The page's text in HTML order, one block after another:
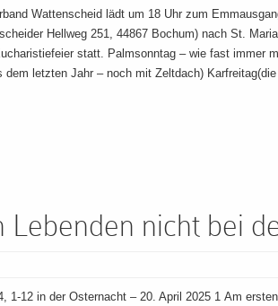
Wattenscheid lädt um 18 Uhr zum
Hellweg 251, 44867 Bochum) nach St.
statt. Palmsonntag – wie fast immer
dem letzten Jahr – noch mit Zeltdach)
Lebenden nicht bei
1-12 in der Osternacht – 20. April 2025 1 Am